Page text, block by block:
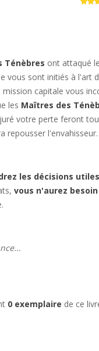
Ténèbres ont attaqué
vous sont initiés à l'art
capitale vous
les Maîtres des
votre perte feront
repousser l'envahisseur.
les décisions
vous n'aurez
0 exemplaire de ce